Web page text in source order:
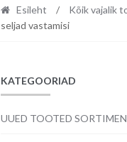
Esileht / Kõik vajalik
seljad vastamisi
KATEGOORIAD
UUED TOOTED